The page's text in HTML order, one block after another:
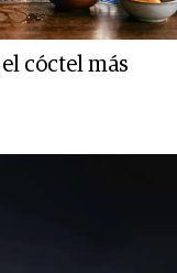
cóctel más